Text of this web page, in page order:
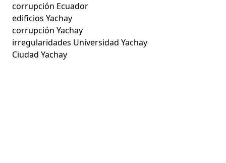
corrupción Ecuador
edificios Yachay
corrupción Yachay
irregularidades Universidad Yachay
Ciudad Yachay